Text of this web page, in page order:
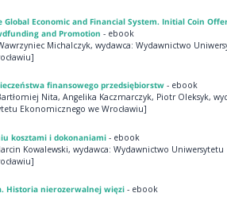
Economic and Financial System. Initial Coin
and Promotion - ebook
Michalczyk, wydawca: Wydawnictwo
finansowego przedsiębiorstw- ebook
Nita, Angelika Kaczmarczyk, Piotr Oleksyk,
Ekonomicznego we Wrocławiu]
kosztami i dokonaniami- ebook
Kowalewski, wydawca: Wydawnictwo Uniwersytetu
Historia nierozerwalnej więzi - ebook